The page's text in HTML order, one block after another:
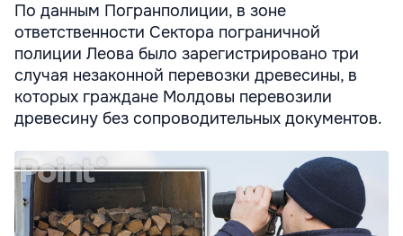
По данным Погранполиции, в зоне
ответственности Сектора пограничной
полиции Леова было зарегистрировано три
случая незаконной перевозки древесины, в
которых граждане Молдовы перевозили
древесину без сопроводительных документов.